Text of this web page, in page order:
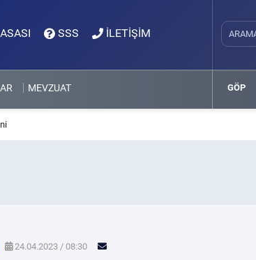
SSS İLETİŞİM
MEVZUAT GÖP
24.04.2023 / 08:30